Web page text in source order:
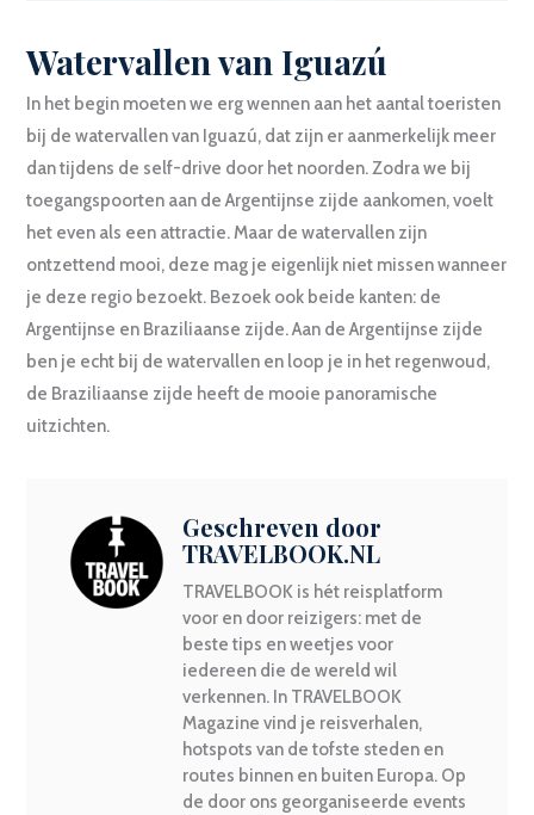
Watervallen van Iguazú
In het begin moeten we erg wennen aan het aantal toeristen
bij de watervallen van Iguazú, dat zijn er aanmerkelijk meer
dan tijdens de self-drive door het noorden. Zodra we bij
toegangspoorten aan de Argentijnse zijde aankomen, voelt
het even als een attractie. Maar de watervallen zijn
ontzettend mooi, deze mag je eigenlijk niet missen wanneer
je deze regio bezoekt. Bezoek ook beide kanten: de
Argentijnse en Braziliaanse zijde. Aan de Argentijnse zijde
ben je echt bij de watervallen en loop je in het regenwoud,
de Braziliaanse zijde heeft de mooie panoramische
uitzichten.
Geschreven door
TRAVELBOOK.NL
TRAVELBOOK is hét reisplatform
voor en door reizigers: met de
beste tips en weetjes voor
iedereen die de wereld wil
verkennen. In TRAVELBOOK
Magazine vind je reisverhalen,
hotspots van de tofste steden en
routes binnen en buiten Europa. Op
de door ons georganiseerde events